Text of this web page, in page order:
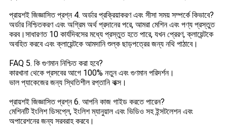
প্রায়শই জিজ্ঞাসিত প্রশ্ন 4. অর্ডার প্রক্রিয়াকরণ এবং সীসা সময় সম্পর্কে কিভাবে?
অর্ডার নিশ্চিতকরণ এবং অগ্রিম অর্থ প্রদানের পরে, আমরা মেশিন এবং পণ্য প্রস্তুত
করব।সাধারণত 10 কার্যদিবসের মধ্যে প্রস্তুত হতে পারে, যখন প্রেরণ, ক্লায়েন্টকে
অবহিত করবে এবং ক্লায়েন্টকে আমদানি শুল্ক ছাড়পত্রের জন্য নথি পাঠাবে।
FAQ 5. কি গুণমান নিশ্চিত করা হবে?
কারখানা থেকে প্রসবের আগে 100% নতুন এবং গুণমান পরিদর্শন।
ভাল প্যাকেজের জন্য স্থিতিশীল রপ্তানি বাক্স।
প্রায়শই জিজ্ঞাসিত প্রশ্ন 6. আপনি কাজ গাইড করতে পারেন?
মেশিনটি ইংলিশ ডিসপ্লে, ইংলিশ ম্যানুয়াল এবং ভিডিও সহ ইন্সটলেশন এবং
অপারেশনের জন্য সরবরাহ করবে।